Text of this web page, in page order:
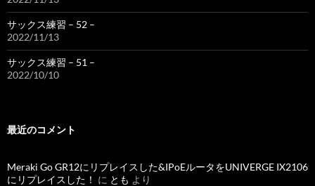
サックス練習 – 52 –
2022/11/13
サックス練習 – 51 –
2022/10/10
最近のコメント
Meraki Go GR12にリプレイスした&IPoEルータをUNIVERGE IX2106
にリプレイスした！ に とも より